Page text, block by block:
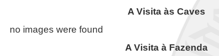
A Visita às Caves
no images were found
A Visita à Fazenda